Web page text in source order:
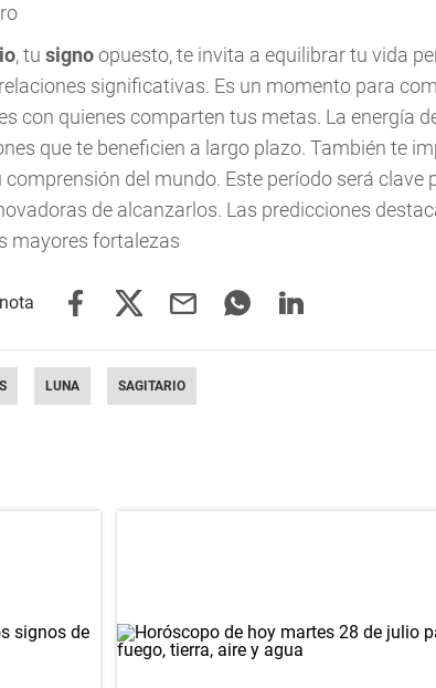
, tu signoopuesto, te invita a equilibrar tu vida
significativas. Es un momento para
con quienes comparten tus metas. La energía
que te beneficien a largo plazo. También te
del mundo. Este período será clave
de alcanzarlos. Las predicciones
mayores fortalezas
LUNA SAGITARIO